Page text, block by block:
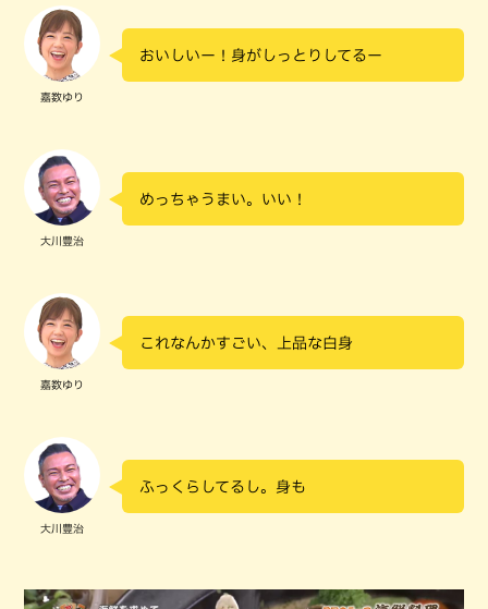
嘉数ゆり
おいしいー！身がしっとりしてるー
大川豊治
めっちゃうまい。いい！
嘉数ゆり
これなんかすごい、上品な白身
大川豊治
ふっくらしてるし。身も